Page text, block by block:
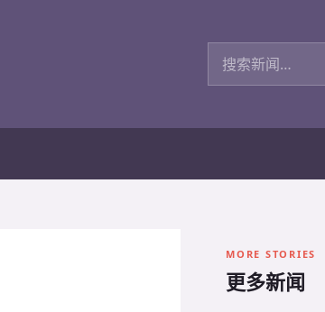
搜索新闻
MORE STORIES
更多新闻